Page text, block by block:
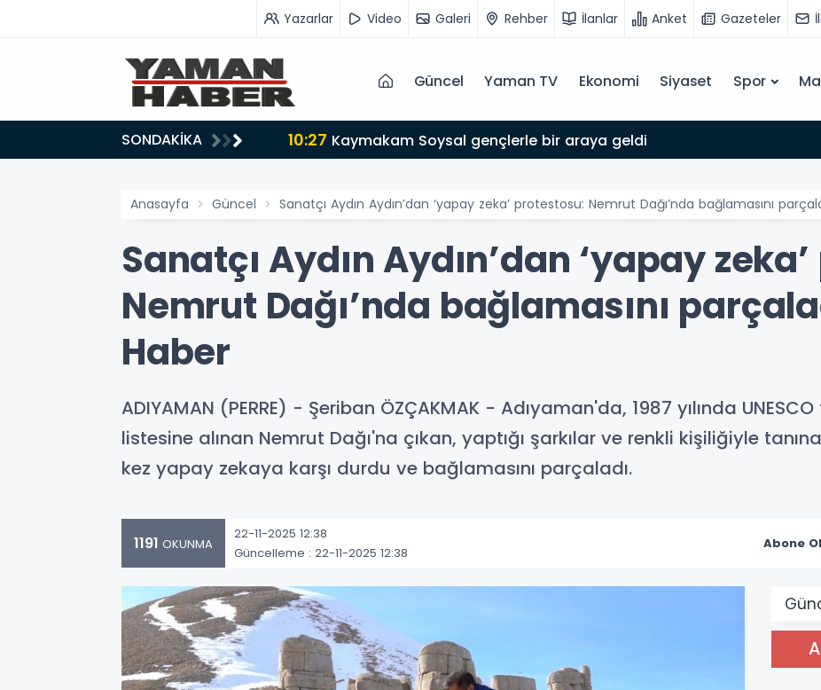
Yazarlar Video Galeri Rehber İlanlar Anket Gazeteler
Güncel Yaman TV Ekonomi Siyaset Spor
SONDAKİKA 10:27 Kaymakam Soysal gençlerle bir araya geldi
Anasayfa Güncel Sanatçı Aydın Aydın’dan ‘yapay zeka’ protestosu: Nemrut Dağı’nda bağlamasını
Sanatçı Aydın Aydın’dan ‘yapay
Nemrut Dağı’nda bağlamasını
Haber
ADIYAMAN (PERRE) - Şeriban ÖZÇAKMAK - Adıyaman'da, 1987 yılında
listesine alınan Nemrut Dağı'na çıkan, yaptığı şarkılar ve renkli kişiliğiyle
kez yapay zekaya karşı durdu ve bağlamasını parçaladı.
1191 OKUNMA
22-11-2025 12:38
Güncelleme : 22-11-2025 12:38
Abone Ol